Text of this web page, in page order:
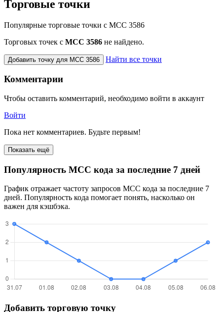
Торговые точки
Популярные торговые точки с MCC 3586
Торговых точек с МСС 3586 не найдено.
Добавить точку для MCC 3586 Найти все точки
Комментарии
Чтобы оставить комментарий, необходимо войти в аккаунт
Войти
Пока нет комментариев. Будьте первым!
Показать ещё
Популярность MCC кода за последние 7 дней
График отражает частоту запросов MCC кода за последние 7
дней. Популярность кода помогает понять, насколько он
важен для кэшбэка.
Добавить торговую точку